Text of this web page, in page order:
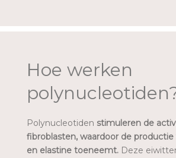
Hoe werken
Polynucleotiden stimuleren de
fibroblasten, waardoor de
en elastine toeneemt.Deze